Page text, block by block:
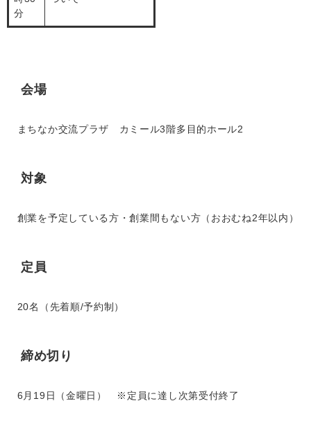
分
会場
まちなか交流プラザ カミール3階多目的ホール2
対象
創業を予定している方・創業間もない方（おおむね2年以内）
定員
20名（先着順/予約制）
締め切り
6月19日（金曜日） ※定員に達し次第受付終了